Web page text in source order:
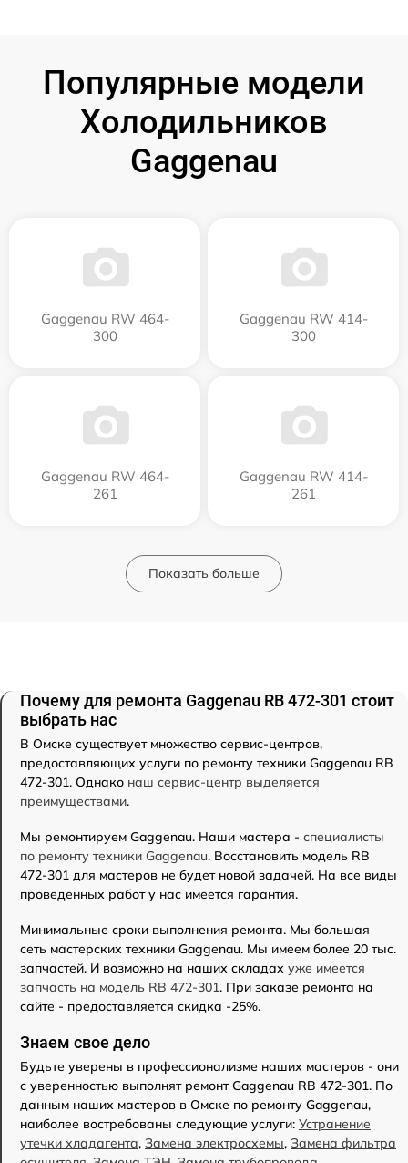
Популярные модели
Холодильников
Gaggenau
Gaggenau RW 464-
300
Gaggenau RW 414-
300
Gaggenau RW 464-
261
Gaggenau RW 414-
261
Показать больше
Почему для ремонта Gaggenau RB 472-301 стоит
выбрать нас
В Омске существует множество сервис-центров,
предоставляющих услуги по ремонту техники Gaggenau RB
472-301. Однако наш сервис-центр выделяется
преимуществами.
Мы ремонтируем Gaggenau. Наши мастера - специалисты
по ремонту техники Gaggenau. Восстановить модель RB
472-301 для мастеров не будет новой задачей. На все виды
проведенных работ у нас имеется гарантия.
Минимальные сроки выполнения ремонта. Мы большая
сеть мастерских техники Gaggenau. Мы имеем более 20 тыс.
запчастей. И возможно на наших складах уже имеется
запчасть на модель RB 472-301. При заказе ремонта на
сайте - предоставляется скидка -25%.
Знаем свое дело
Будьте уверены в профессионализме наших мастеров - они
с уверенностью выполнят ремонт Gaggenau RB 472-301. По
данным наших мастеров в Омске по ремонту Gaggenau,
наиболее востребованы следующие услуги: Устранение
утечки хладагента, Замена электросхемы, Замена фильтра